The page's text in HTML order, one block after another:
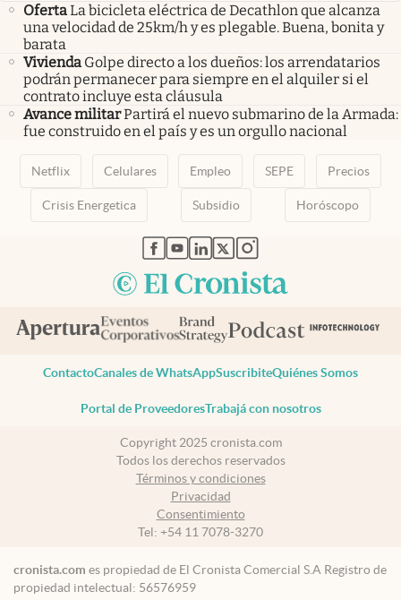
OfertaLa bicicleta eléctrica de Decathlon que alcanza
una velocidad de 25km/h y es plegable. Buena, bonita y
barata
Vivienda Golpe directo a los dueños: los arrendatarios
podrán permanecer para siempre en el alquiler si el
contrato incluye esta cláusula
Avance militarPartirá el nuevo submarino de la Armada:
fue construido en el país y es un orgullo nacional
Netflix Celulares Empleo SEPE Precios
Crisis Energetica Subsidio Horóscopo
abre en nueva pestaña
abre en nueva pestaña
abre en nueva pestaña
abre en nueva pestaña
abre en nueva pestaña
ContactoCanales de WhatsAppSuscribiteQuiénes Somos
Portal de ProveedoresTrabajá con nosotros
Copyright 2025 cronista.com
Todos los derechos reservados
Términos y condiciones
Privacidad
Consentimiento
Tel: +54 11 7078-3270
cronista.com es propiedad de El Cronista Comercial S.A Registro de
propiedad intelectual: 56576959